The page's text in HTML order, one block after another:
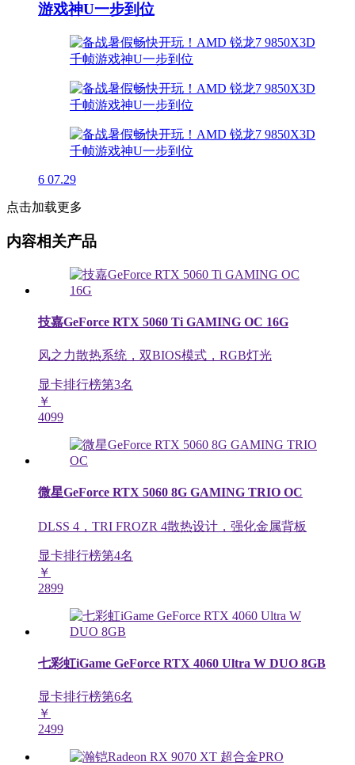
游戏神U一步到位
6 07.29
点击加载更多
内容相关产品
技嘉GeForce RTX 5060 Ti GAMING OC 16G
风之力散热系统，双BIOS模式，RGB灯光
显卡排行榜第3名
￥
4099
微星GeForce RTX 5060 8G GAMING TRIO OC
DLSS 4，TRI FROZR 4散热设计，强化金属背板
显卡排行榜第4名
￥
2899
七彩虹iGame GeForce RTX 4060 Ultra W DUO 8GB
显卡排行榜第6名
￥
2499